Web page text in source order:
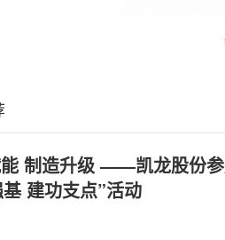
制造升级 ——凯龙股份
建功支点”活动